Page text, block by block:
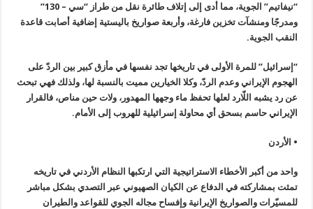
“نيفاتيم” الجوية، مما أدى إلى إتلاف طائرة نقل من طراز “سي – 130”
ومدرجًا ومنشآت تخزين فارغة، وأربعة صواريخ باليستية إضافية أصابت قاعدة
النقب الجوية.
“إسرائيل” للمرة الأولى في تاريخها تجد نفسها في مأزق كبير بين الردّ على
الهجوم الإيراني وعدم الردّ، وكلا الخيارين مميت بالنسبة لها، ولذلك فهي تبحث
عن رد يشبه اللّارد لعلها تحفظ ماء وجهها المهدور، ولات حين مناص، فالقرار
الإيراني حاسم بسحق أي محاولة إسرائيلية للهروب إلى الأمام.
• الأردن
واحد من أكبر الأخطاء الاستراتيجية التي ارتكبها النظام الأردني في تاريخه
تمثت بمشاركته في الدفاع عن الكيان الصهيوني عبر التصدي بشكل مباشر
للمسيّرات والصواريخ الإيرانية وإفساح مجاله الجوي للقواعد والطيران